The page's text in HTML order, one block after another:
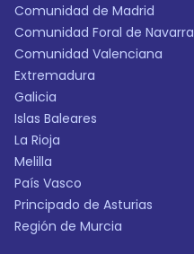
Comunidad de Madrid
Comunidad Foral de Navarra
Comunidad Valenciana
Extremadura
Galicia
Islas Baleares
La Rioja
Melilla
País Vasco
Principado de Asturias
Región de Murcia